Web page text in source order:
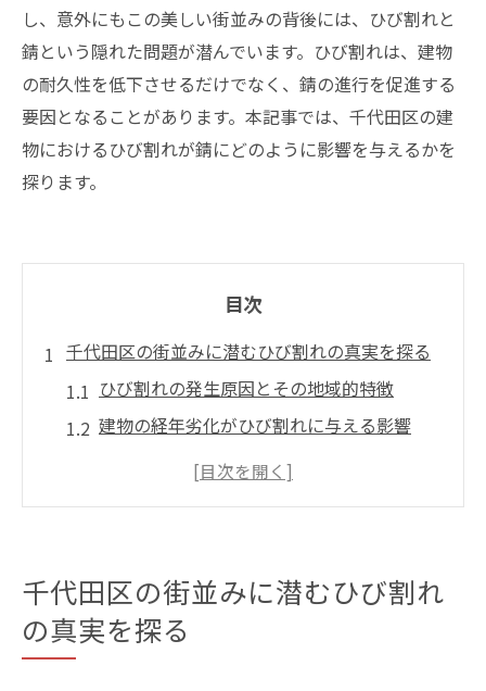
し、意外にもこの美しい街並みの背後には、ひび割れと
錆という隠れた問題が潜んでいます。ひび割れは、建物
の耐久性を低下させるだけでなく、錆の進行を促進する
要因となることがあります。本記事では、千代田区の建
物におけるひび割れが錆にどのように影響を与えるかを
探ります。
目次
千代田区の街並みに潜むひび割れの真実を探る
ひび割れの発生原因とその地域的特徴
建物の経年劣化がひび割れに与える影響
現代建築と歴史的建物におけるひび割れの
ひび割れが景観に与える潜在的な影響
ひび割れがもたらす錆の進行メカニズムとは
千代田区の街並みに潜むひび割れ
の真実を探る